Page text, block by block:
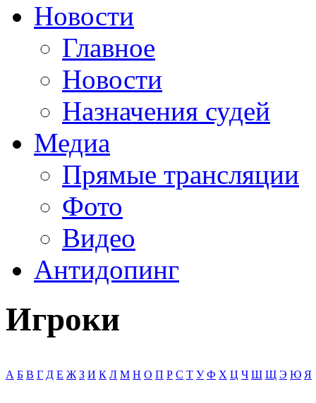
Новости
Главное
Новости
Назначения судей
Медиа
Прямые трансляции
Фото
Видео
Антидопинг
Игроки
А Б В Г Д Е Ж З И К Л М Н О П Р С Т У Ф Х Ц Ч Ш Щ Э Ю Я